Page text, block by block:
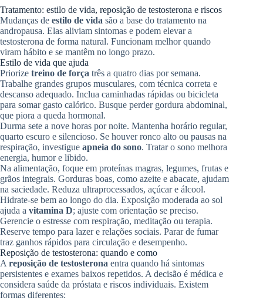
Tratamento: estilo de vida, reposição de testosterona e riscos
Mudanças de estilo de vida são a base do tratamento na
andropausa. Elas aliviam sintomas e podem elevar a
testosterona de forma natural. Funcionam melhor quando
viram hábito e se mantêm no longo prazo.
Estilo de vida que ajuda
Priorize treino de força três a quatro dias por semana.
Trabalhe grandes grupos musculares, com técnica correta e
descanso adequado. Inclua caminhadas rápidas ou bicicleta
para somar gasto calórico. Busque perder gordura abdominal,
que piora a queda hormonal.
Durma sete a nove horas por noite. Mantenha horário regular,
quarto escuro e silencioso. Se houver ronco alto ou pausas na
respiração, investigue apneia do sono. Tratar o sono melhora
energia, humor e libido.
Na alimentação, foque em proteínas magras, legumes, frutas e
grãos integrais. Gorduras boas, como azeite e abacate, ajudam
na saciedade. Reduza ultraprocessados, açúcar e álcool.
Hidrate-se bem ao longo do dia. Exposição moderada ao sol
ajuda a vitamina D; ajuste com orientação se preciso.
Gerencie o estresse com respiração, meditação ou terapia.
Reserve tempo para lazer e relações sociais. Parar de fumar
traz ganhos rápidos para circulação e desempenho.
Reposição de testosterona: quando e como
A reposição de testosterona entra quando há sintomas
persistentes e exames baixos repetidos. A decisão é médica e
considera saúde da próstata e riscos individuais. Existem
formas diferentes: